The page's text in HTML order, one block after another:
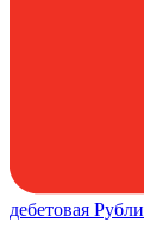
дебетовая Рубли